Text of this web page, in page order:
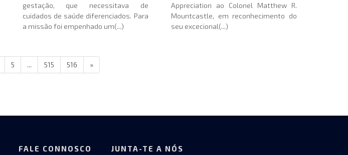
gestação, que necessitava de
cuidados de saúde diferenciados. Para
a missão foi empenhado um(...)
Appreciation ao Colonel Matthew R.
Mountcastle, em reconhecimento do
seu excecional(...)
5 ... 515 516 »
FALE CONNOSCO JUNTA-TE A NÓS